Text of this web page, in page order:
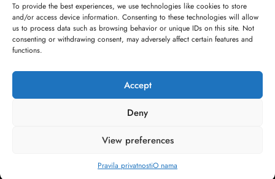
To provide the best experiences, we use technologies like cookies to store
and/or access device information. Consenting to these technologies will allow
us to process data such as browsing behavior or unique IDs on this site. Not
consenting or withdrawing consent, may adversely affect certain features and
functions.
Accept
Deny
View preferences
Pravila privatnostiO nama
„Najveći mali festival u Vojvodini“ i ovog
Kulturni kišobran
O nama Uslovi
Kontakt
Kulturni kišobran| Powered BySpiceThemes